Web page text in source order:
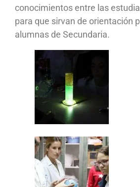
conocimientos entre las
para que sirvan de orientación
alumnas de Secundaria.